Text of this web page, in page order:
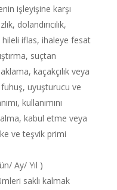
işleyişine karşı
dolandırıcılık,
iflas, ihaleye fesat
suçtan
kaçakçılık veya
fuhuş, uyuşturucu ve
kullanımını
kabul etme veya
ve teşvik primi
Ay/ Yıl )
saklı kalmak